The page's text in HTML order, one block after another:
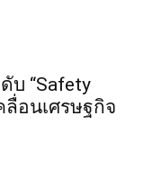
บ “Safety
ลื่อนเศรษฐกิจ